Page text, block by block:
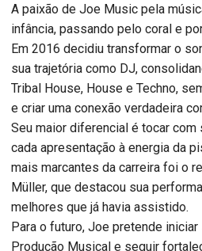
A paixão de Joe Music pela
infância, passando pelo coral e
Em 2016 decidiu transformar o
sua trajetória como DJ,
Tribal House, House e Techno,
e criar uma conexão verdadeira
Seu maior diferencial é tocar com
cada apresentação à energia da
mais marcantes da carreira foi o
Müller, que destacou sua
melhores que já havia assistido.
Para o futuro, Joe pretende
Produção Musical e seguir